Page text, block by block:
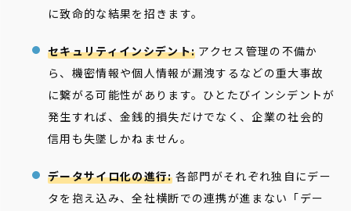
に致命的な結果を招きます。
セキュリティインシデント: アクセス管理の不備か
ら、機密情報や個人情報が漏洩するなどの重大事故
に繋がる可能性があります。ひとたびインシデントが
発生すれば、金銭的損失だけでなく、企業の社会的
信用も失墜しかねません。
データサイロ化の進行:各部門がそれぞれ独自にデー
タを抱え込み、全社横断での連携が進まない「デー